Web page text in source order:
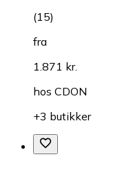
(15)
fra
1.871 kr.
hos CDON
+3 butikker